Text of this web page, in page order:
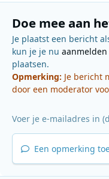
Doe mee aan
Je plaatst een bericht
kun je je nu aanmelden
plaatsen.
Opmerking: Je bericht
door een moderator
Een opmerking